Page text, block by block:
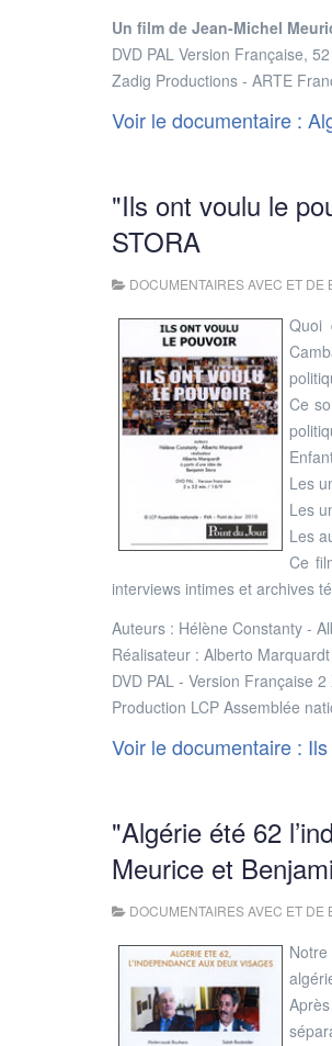
Un film de Jean-Michel
DVD PAL Version Française,
Zadig Productions - ARTE
Voir le documentaire :
"Ils ont voulu le
STORA
DOCUMENTAIRES AVEC ET DE
Quoi
Ce
Les
Les
Les
Ce
interviews intimes et archives
Auteurs : Hélène Constanty -
Réalisateur : Alberto
DVD PAL - Version Française
Production LCP Assemblée
Voir le documentaire :
"Algérie été 62
Meurice et
DOCUMENTAIRES AVEC ET DE